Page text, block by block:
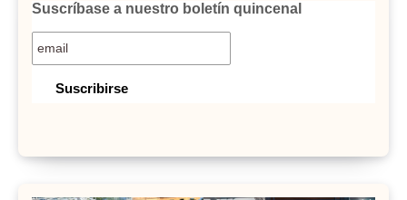
Suscríbase a nuestro boletín quincenal